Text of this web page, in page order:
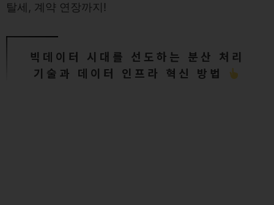
탈세, 계약 연장까지!
빅데이터 시대를 선도하는 분산 처리
기술과 데이터 인프라 혁신 방법